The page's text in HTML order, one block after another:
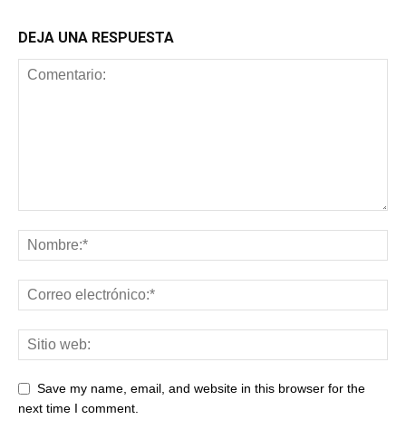
DEJA UNA RESPUESTA
Save my name, email, and website in this browser for the
next time I comment.